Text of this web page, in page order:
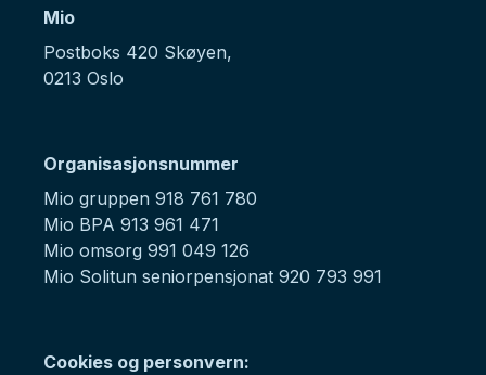
Mio
Postboks 420 Skøyen,
0213 Oslo
Organisasjonsnummer
Mio gruppen 918 761 780
Mio BPA 913 961 471
Mio omsorg 991 049 126
Mio Solitun seniorpensjonat 920 793 991
Cookies og personvern: